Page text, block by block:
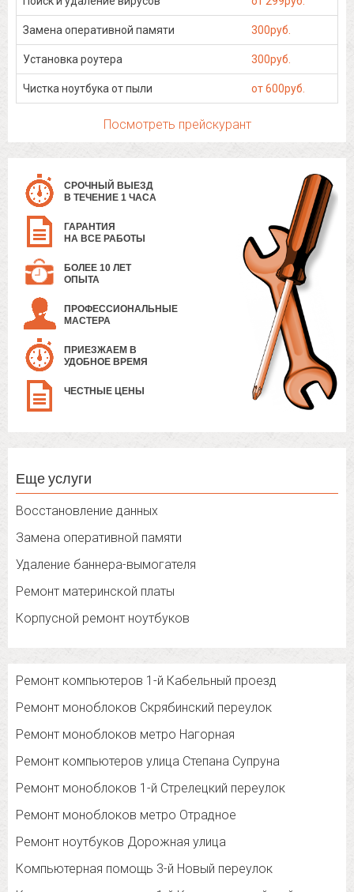
Замена оперативной памяти 300руб.
Установка роутера 300руб.
Чистка ноутбука от пыли от 600руб.
Посмотреть прейскурант
СРОЧНЫЙ ВЫЕЗД
В ТЕЧЕНИЕ 1 ЧАСА
ГАРАНТИЯ
НА ВСЕ РАБОТЫ
БОЛЕЕ 10 ЛЕТ
ОПЫТА
ПРОФЕССИОНАЛЬНЫЕ
МАСТЕРА
ПРИЕЗЖАЕМ В
УДОБНОЕ ВРЕМЯ
ЧЕСТНЫЕ ЦЕНЫ
Еще услуги
Восстановление данных
Замена оперативной памяти
Удаление баннера-вымогателя
Ремонт материнской платы
Корпусной ремонт ноутбуков
Ремонт компьютеров 1-й Кабельный проезд
Ремонт моноблоков Скрябинский переулок
Ремонт моноблоков метро Нагорная
Ремонт компьютеров улица Степана Супруна
Ремонт моноблоков 1-й Стрелецкий переулок
Ремонт моноблоков метро Отрадное
Ремонт ноутбуков Дорожная улица
Компьютерная помощь 3-й Новый переулок